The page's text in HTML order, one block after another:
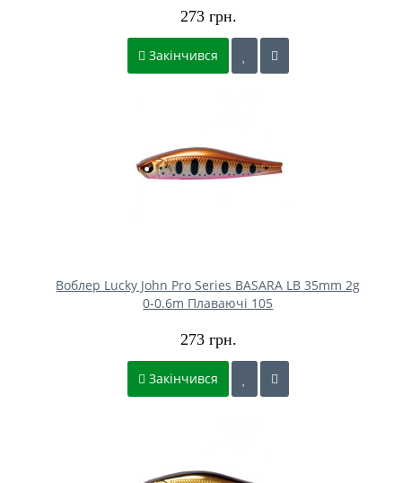
273 грн.
Закінчився
Воблер Lucky John Pro Series BASARA LB 35mm 2g
0-0.6m Плаваючі 105
273 грн.
Закінчився